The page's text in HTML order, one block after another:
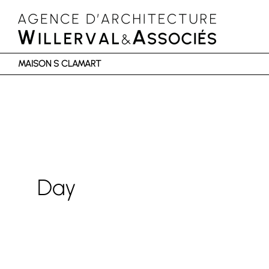
MAISON S CLAMART
Day